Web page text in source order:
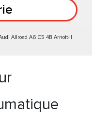
Allroad A6 C5 4B Arnott-II